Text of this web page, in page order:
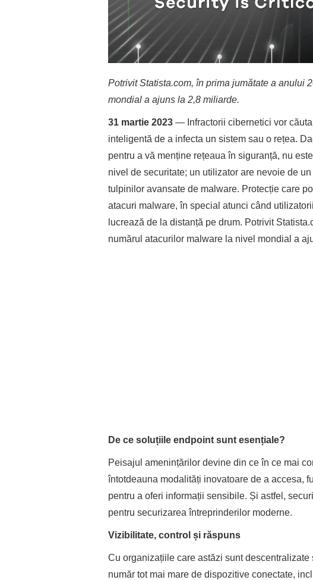
Potrivit Statista.com, în prima jumătate a anului
mondial a ajuns la 2,8 miliarde.
31 martie 2023 — Infractorii cibernetici vor
inteligentă de a infecta un sistem sau o rețea.
pentru a vă menține rețeaua în siguranță, nu
nivel de securitate; un utilizator are nevoie de
tulpinilor avansate de malware. Protecție care
atacuri malware, în special atunci când
lucrează de la distanță pe drum. Potrivit
numărul atacurilor malware la nivel mondial a
De ce soluțiile endpoint sunt esențiale?
Peisajul amenințărilor devine din ce în ce mai
întotdeauna modalități inovatoare de a accesa,
pentru a oferi informații sensibile. Și astfel,
pentru securizarea întreprinderilor moderne.
Vizibilitate, control și răspuns
Cu organizațiile care astăzi sunt descentralizate
număr tot mai mare de dispozitive conectate,